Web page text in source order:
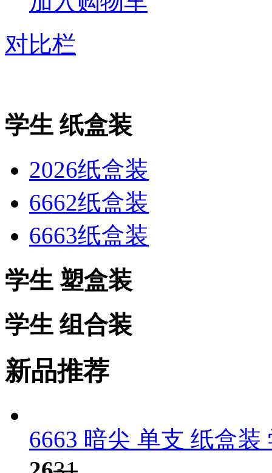
对比栏
学生 纸盒装
2026纸盒装
6662纸盒装
6663纸盒装
学生 塑盒装
学生 组合装
新品推荐
6663 暗尖 单支 纸盒